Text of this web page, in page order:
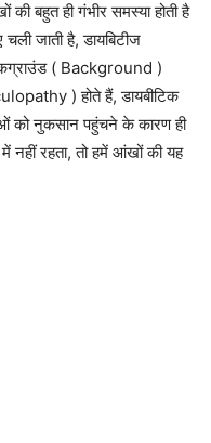
बहुत ही गंभीर समस्या होती है
जाती है, डायबिटीज
बैकग्राउंड ( Background )
) होते हैं, डायबीटिक
को नुकसान पहुंचने के कारण ही
नहीं रहता, तो हमें आंखों की यह